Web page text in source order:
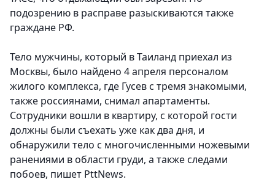
подозрению в расправе разыскиваются также
граждане РФ.
Тело мужчины, который в Таиланд приехал из
Москвы, было найдено 4 апреля персоналом
жилого комплекса, где Гусев с тремя знакомыми,
также россиянами, снимал апартаменты.
Сотрудники вошли в квартиру, с которой гости
должны были съехать уже как два дня, и
обнаружили тело с многочисленными ножевыми
ранениями в области груди, а также следами
побоев, пишет PttNews.